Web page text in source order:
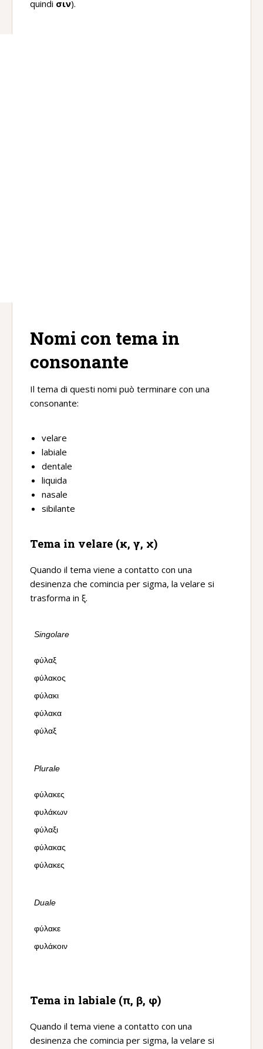
quindi σιν).
Nomi con tema in
consonante
Il tema di questi nomi può terminare con una
consonante:
velare
labiale
dentale
liquida
nasale
sibilante
Tema in velare (κ, γ, χ)
Quando il tema viene a contatto con una
desinenza che comincia per sigma, la velare si
trasforma in ξ.
Singolare
φύλαξ
φύλακος
φύλακι
φύλακα
φύλαξ
Plurale
φύλακες
φυλάκων
φύλαξι
φύλακας
φύλακες
Duale
φύλακε
φυλάκοιν
Tema in labiale (π, β, φ)
Quando il tema viene a contatto con una
desinenza che comincia per sigma, la velare si